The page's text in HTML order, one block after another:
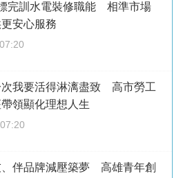
完訓水電裝修職能 相準市場
安心服務
次我要活得淋漓盡致 高市勞工
領顯化理想人生
伴品牌減壓築夢 高雄青年創